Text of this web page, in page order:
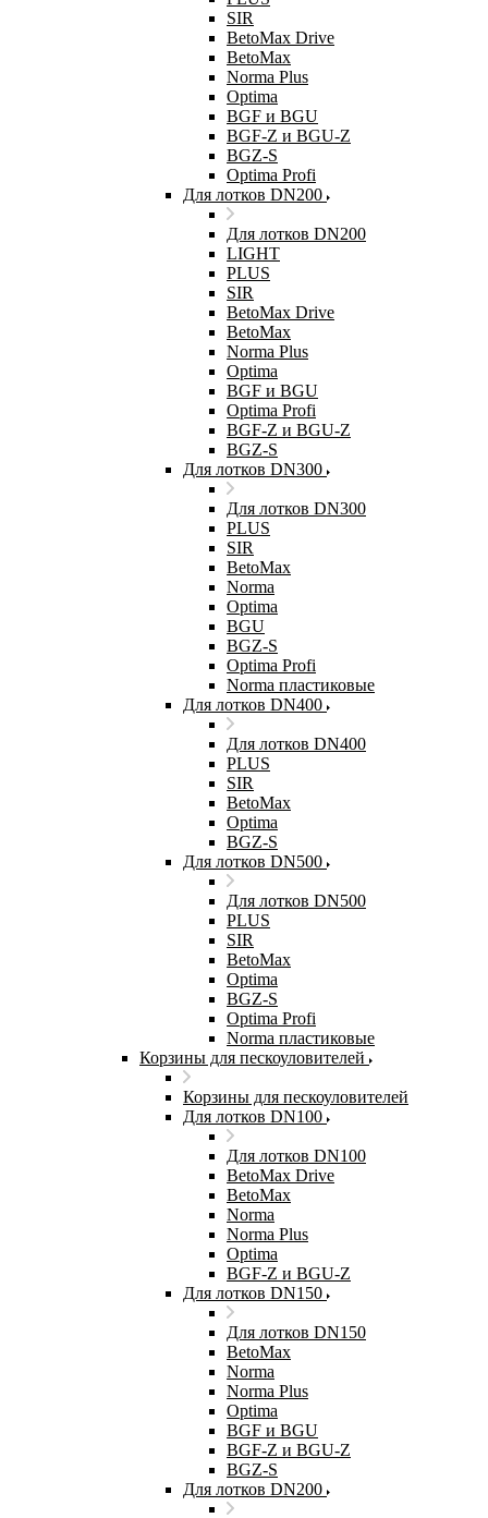
SIR
BetoMax Drive
BetoMax
Norma Plus
Optima
BGF и BGU
BGF-Z и BGU-Z
BGZ-S
Optima Profi
Для лотков DN200
Для лотков DN200
LIGHT
PLUS
SIR
BetoMax Drive
BetoMax
Norma Plus
Optima
BGF и BGU
Optima Profi
BGF-Z и BGU-Z
BGZ-S
Для лотков DN300
Для лотков DN300
PLUS
SIR
BetoMax
Norma
Optima
BGU
BGZ-S
Optima Profi
Norma пластиковые
Для лотков DN400
Для лотков DN400
PLUS
SIR
BetoMax
Optima
BGZ-S
Для лотков DN500
Для лотков DN500
PLUS
SIR
BetoMax
Optima
BGZ-S
Optima Profi
Norma пластиковые
Корзины для пескоуловителей
Корзины для пескоуловителей
Для лотков DN100
Для лотков DN100
BetoMax Drive
BetoMax
Norma
Norma Plus
Optima
BGF-Z и BGU-Z
Для лотков DN150
Для лотков DN150
BetoMax
Norma
Norma Plus
Optima
BGF и BGU
BGF-Z и BGU-Z
BGZ-S
Для лотков DN200